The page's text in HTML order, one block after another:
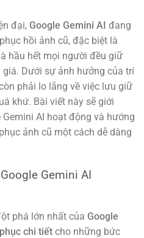
đại, Google Gemini AI đang
hồi ảnh cũ, đặc biệt là
hầu hết mọi người đều giữ
Dưới sự ảnh hưởng của trí
phải lo lắng về việc lưu giữ
khứ. Bài viết này sẽ giới
AI hoạt động và hướng
ảnh cũ một cách dễ dàng
Gemini AI
phá lớn nhất của Google
chi tiết cho những bức